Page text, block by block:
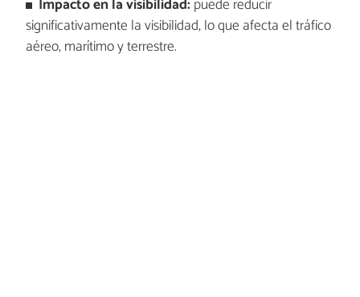
Impacto en la visibilidad: puede reducir
significativamente la visibilidad, lo que afecta el tráfico
aéreo, marítimo y terrestre.